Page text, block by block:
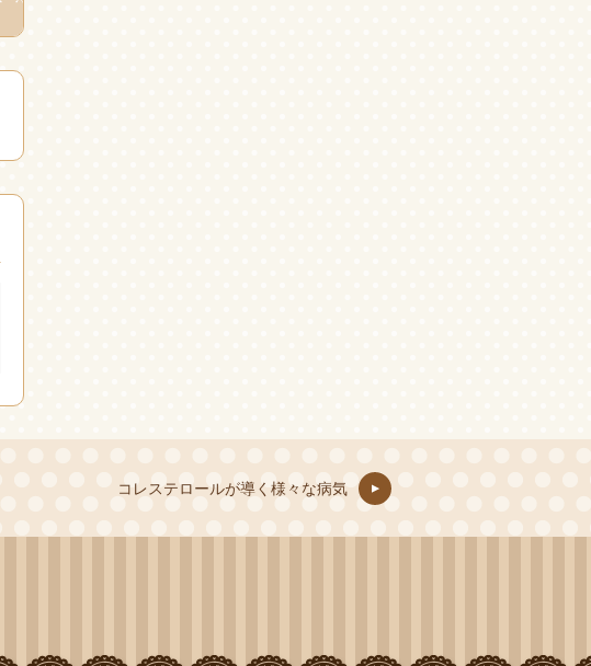
コレステロールが導く様々な病気